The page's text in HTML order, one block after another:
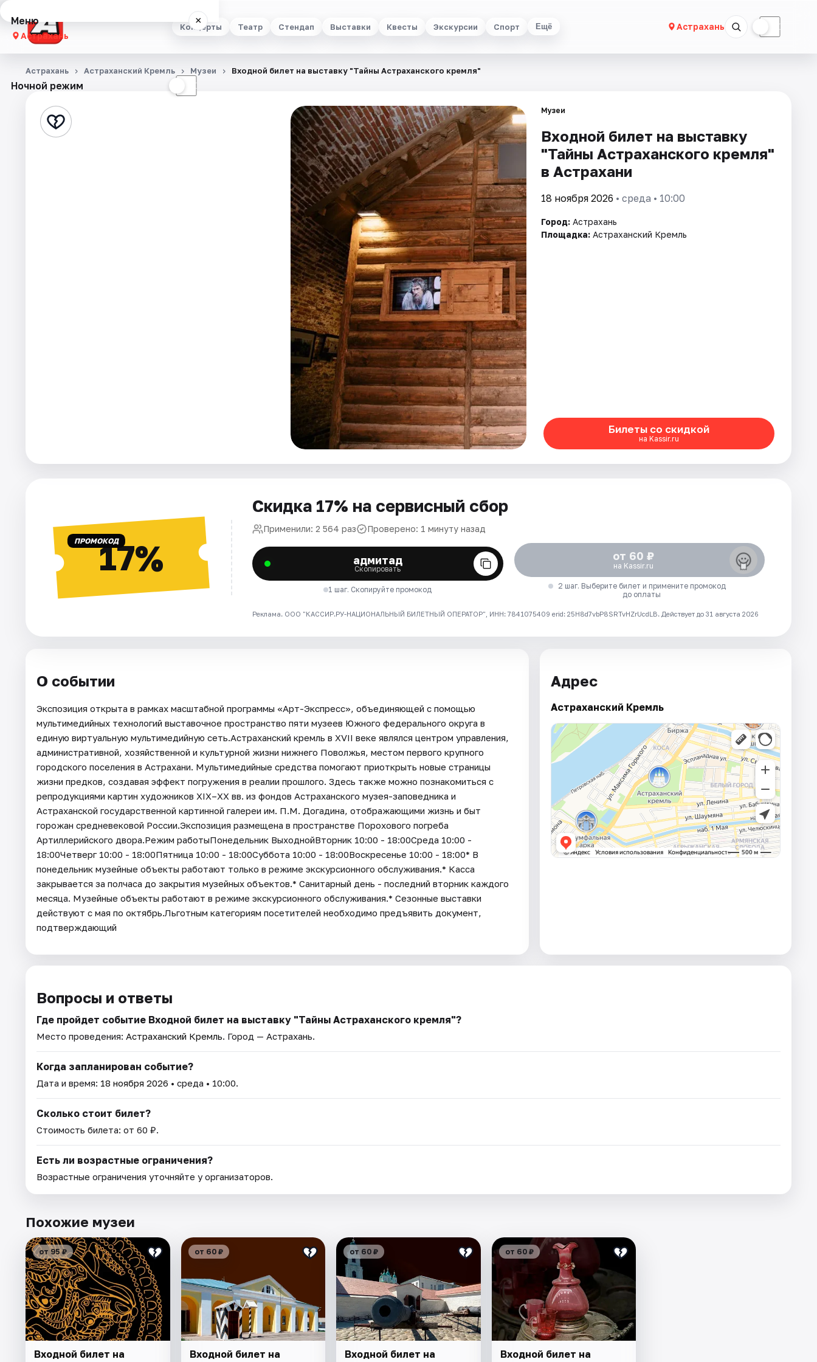
Концерты Театр Стендап Выставки Квесты Экскурсии Спорт Ещё Астрахань ☾
Меню ×
Астрахань
Концерты
Стендап
Ночной режим ☾
Астрахань Астраханский Кремль Музеи Входной билет на выставку "Тайны Астраханского кремля"
Музеи
Входной билет на выставку
"Тайны Астраханского кремля"
в Астрахани
18 ноября 2026 • среда • 10:00
Город: Астрахань
Площадка: Астраханский Кремль
Билеты со скидкой
на Kassir.ru
ПРОМОКОД17%
Скидка 17% на сервисный сбор
Применили: 2 564 раз Проверено: 1 минуту назад
адмитад
Скопировать
1 шаг. Скопируйте промокод
от 60 ₽
на Kassir.ru
2 шаг. Выберите билет и примените промокод
до оплаты
Реклама. ООО "КАССИР.РУ-НАЦИОНАЛЬНЫЙ БИЛЕТНЫЙ ОПЕРАТОР", ИНН: 7841075409 erid: 25H8d7vbP8SRTvHZrUcdLB. Действует до 31 августа 2026
О событии
Экспозиция открыта в рамках масштабной программы «Арт-Экспресс», объединяющей с помощью
мультимедийных технологий выставочное пространство пяти музеев Южного федерального округа в
единую виртуальную мультимедийную сеть.Астраханский кремль в XVII веке являлся центром управления,
административной, хозяйственной и культурной жизни нижнего Поволжья, местом первого крупного
городского поселения в Астрахани. Мультимедийные средства помогают приоткрыть новые страницы
жизни предков, создавая эффект погружения в реалии прошлого. Здесь также можно познакомиться с
репродукциями картин художников XIX–XX вв. из фондов Астраханского музея-заповедника и
Астраханской государственной картинной галереи им. П.М. Догадина, отображающими жизнь и быт
горожан средневековой России.Экспозиция размещена в пространстве Порохового погреба
Артиллерийского двора.Режим работыПонедельник ВыходнойВторник 10:00 - 18:00Среда 10:00 -
18:00Четверг 10:00 - 18:00Пятница 10:00 - 18:00Суббота 10:00 - 18:00Воскресенье 10:00 - 18:00* В
понедельник музейные объекты работают только в режиме экскурсионного обслуживания.* Касса
закрывается за полчаса до закрытия музейных объектов.* Санитарный день - последний вторник каждого
месяца. Музейные объекты работают в режиме экскурсионного обслуживания.* Cезонные выставки
действуют с мая по октябрь.Льготным категориям посетителей необходимо предъявить документ,
подтверждающий
Адрес
Астраханский Кремль
Вопросы и ответы
Где пройдет событие Входной билет на выставку "Тайны Астраханского кремля"?
Место проведения: Астраханский Кремль. Город — Астрахань.
Когда запланирован событие?
Дата и время: 18 ноября 2026 • среда • 10:00.
Сколько стоит билет?
Стоимость билета: от 60 ₽.
Есть ли возрастные ограничения?
Возрастные ограничения уточняйте у организаторов.
Похожие музеи
от 95 ₽
Входной билет на
от 60 ₽
Входной билет на
от 60 ₽
Входной билет на
от 60 ₽
Входной билет на